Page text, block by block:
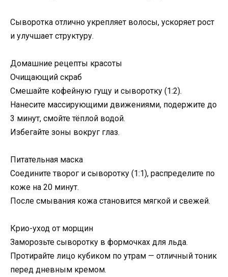
Сыворотка отлично укрепляет волосы, ускоряет рост
и улучшает структуру.
Домашние рецепты красоты
Очищающий скраб
Смешайте кофейную гущу и сыворотку (1:2).
Нанесите массирующими движениями, подержите до
3 минут, смойте тёплой водой.
Избегайте зоны вокруг глаз.
Питательная маска
Соедините творог и сыворотку (1:1), распределите по
коже на 20 минут.
После смывания кожа становится мягкой и свежей.
Крио-уход от морщин
Заморозьте сыворотку в формочках для льда.
Протирайте лицо кубиком по утрам — отличный тоник
перед дневным кремом.